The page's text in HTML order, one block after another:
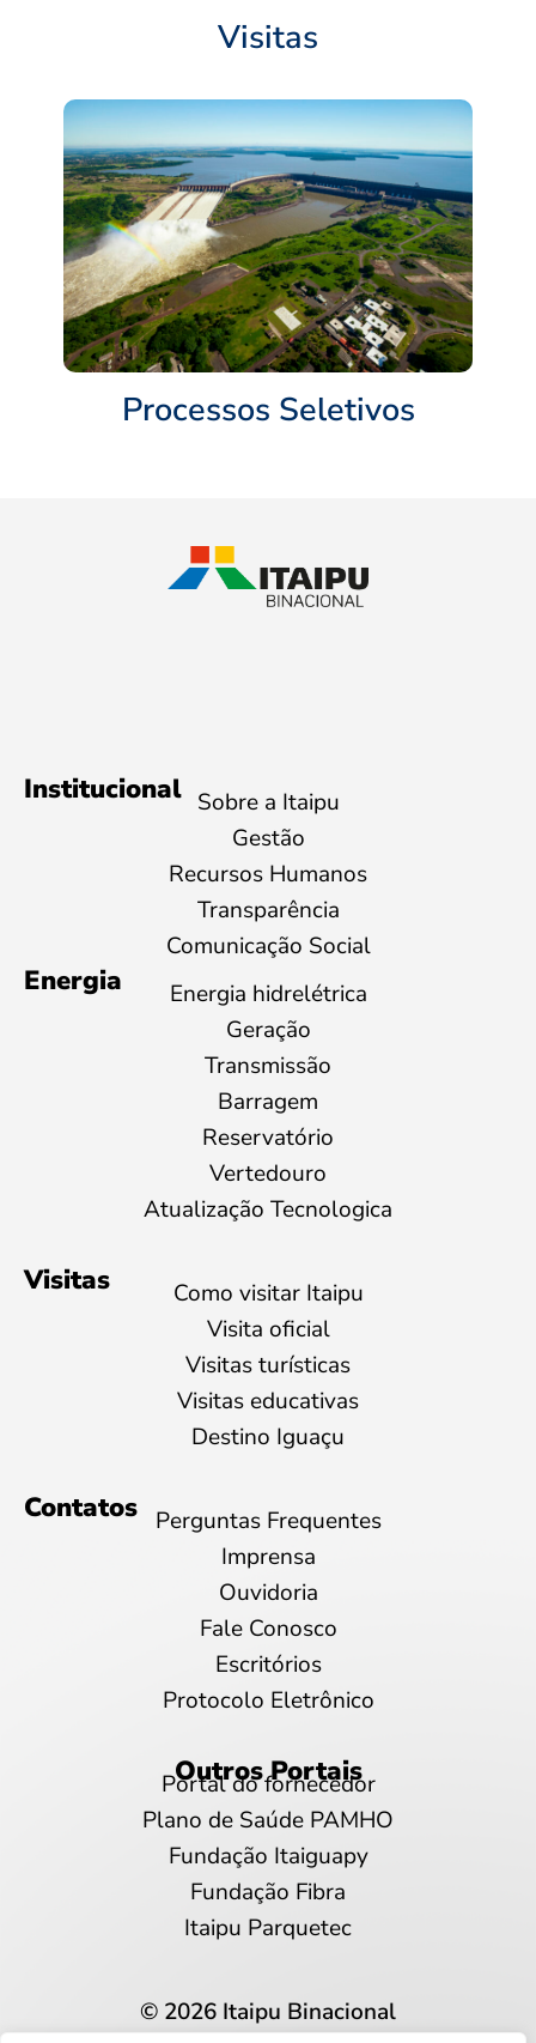
Visitas
Processos Seletivos
Institucional Sobre a Itaipu
Gestão
Recursos Humanos
Transparência
Comunicação Social
Energia
Energia hidrelétrica
Geração
Transmissão
Barragem
Reservatório
Vertedouro
Atualização Tecnologica
Visitas
Como visitar Itaipu
Visita oficial
Visitas turísticas
Visitas educativas
Destino Iguaçu
Contatos
Perguntas Frequentes
Imprensa
Ouvidoria
Fale Conosco
Escritórios
Protocolo Eletrônico
Outros Portais
Portal do fornecedor
Plano de Saúde PAMHO
Fundação Itaiguapy
Fundação Fibra
Itaipu Parquetec
© 2026 Itaipu Binacional